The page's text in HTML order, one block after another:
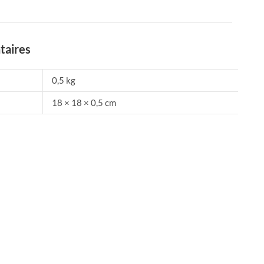
0,5 kg
18 × 18 × 0,5 cm